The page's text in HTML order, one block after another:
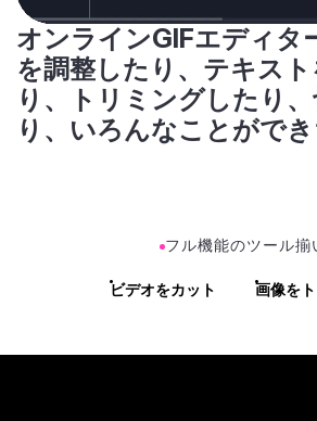
オンラインGIFエディタ
を調整したり、テキス
り、トリミングしたり、
り、いろんなことがで